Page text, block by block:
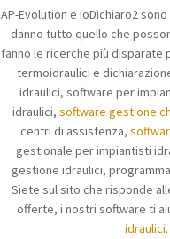
AP-Evolution e ioDichiaro2
danno tutto quello che
fanno le ricerche più
termoidraulici e
idraulici, software per
idraulici, software gestione
centri di assistenza,
gestionale per impiantisti
gestione idraulici,
Siete sul sito che risponde
offerte, i nostri software ti
idraulici